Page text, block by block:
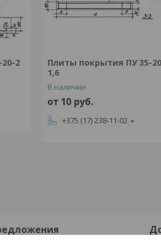
2
Плиты покрытия ПУ 35-
1,6
В наличии
от 10 руб.
+375 (17) 238-11-02